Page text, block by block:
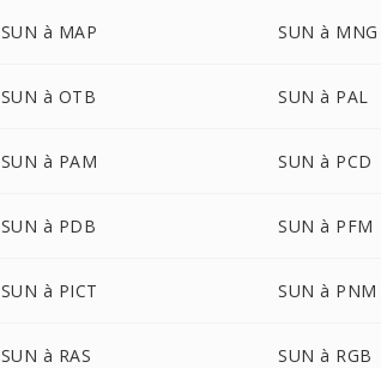
SUN à MAP SUN à MNG
SUN à OTB SUN à PAL
SUN à PAM SUN à PCD
SUN à PDB SUN à PFM
SUN à PICT SUN à PNM
SUN à RAS SUN à RGB